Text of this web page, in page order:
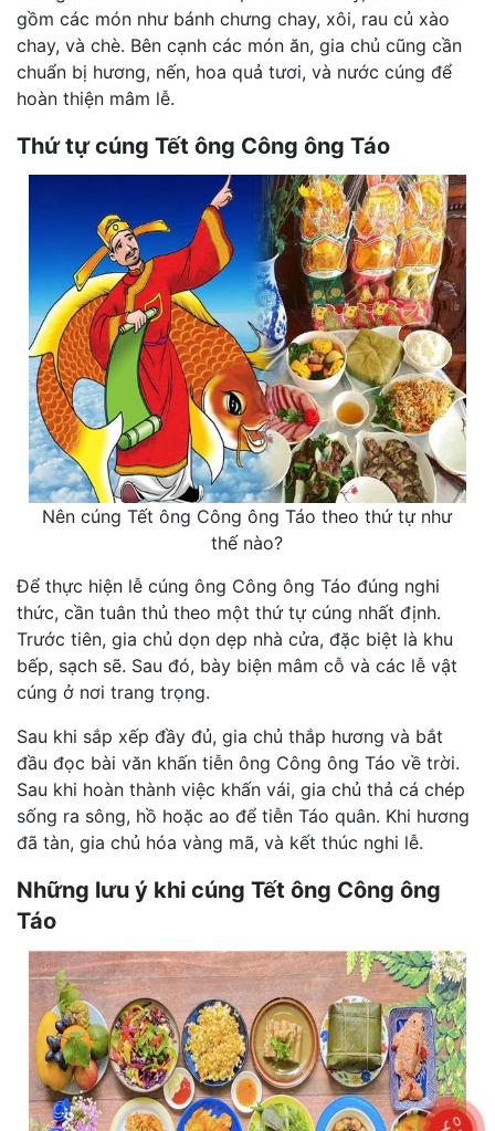
gồm các món như bánh chưng chay, xôi, rau củ xào
chay, và chè. Bên cạnh các món ăn, gia chủ cũng cần
chuẩn bị hương, nến, hoa quả tươi, và nước cúng để
hoàn thiện mâm lễ.
Thứ tự cúng Tết ông Công ông Táo
Nên cúng Tết ông Công ông Táo theo thứ tự như
thế nào?
Để thực hiện lễ cúng ông Công ông Táo đúng nghi
thức, cần tuân thủ theo một thứ tự cúng nhất định.
Trước tiên, gia chủ dọn dẹp nhà cửa, đặc biệt là khu
bếp, sạch sẽ. Sau đó, bày biện mâm cỗ và các lễ vật
cúng ở nơi trang trọng.
Sau khi sắp xếp đầy đủ, gia chủ thắp hương và bắt
đầu đọc bài văn khấn tiễn ông Công ông Táo về trời.
Sau khi hoàn thành việc khấn vái, gia chủ thả cá chép
sống ra sông, hồ hoặc ao để tiễn Táo quân. Khi hương
đã tàn, gia chủ hóa vàng mã, và kết thúc nghi lễ.
Những lưu ý khi cúng Tết ông Công ông
Táo
0